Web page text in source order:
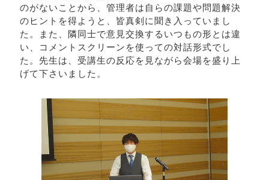
のがないことから、管理者は自らの課題や問題解決
のヒントを得ようと、皆真剣に聞き入っていまし
た。また、隣同士で意見交換するいつもの形とは違
い、コメントスクリーンを使っての対話形式でし
た。先生は、受講生の反応を見ながら会場を盛り上
げて下さいました。